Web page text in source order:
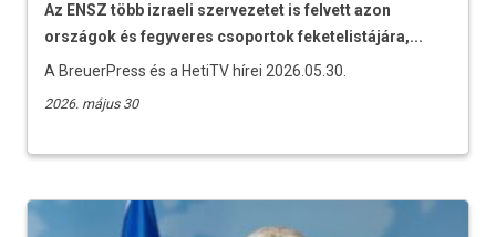
Az ENSZ több izraeli szervezetet is felvett azon
országok és fegyveres csoportok feketelistájára,...
A BreuerPress és a HetiTV hírei 2026.05.30.
2026. május 30